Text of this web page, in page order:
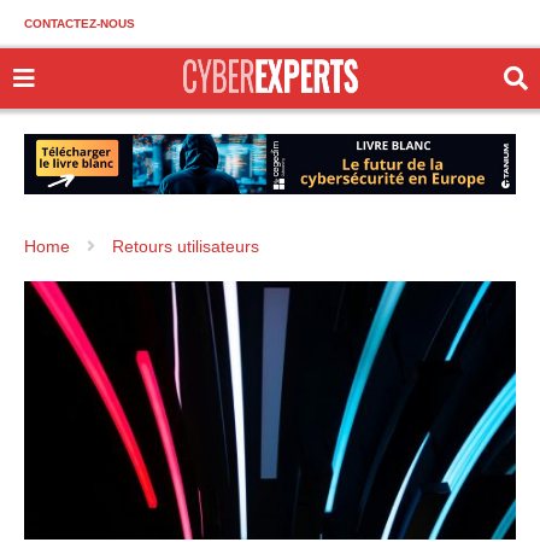
CONTACTEZ-NOUS
Home Retours utilisateurs